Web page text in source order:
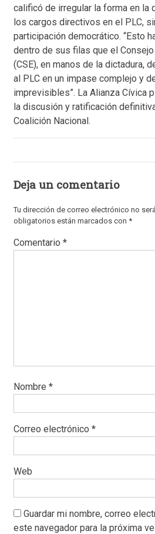
calificó de irregular la forma en la
los cargos directivos en el PLC,
participación democrático. “Esto
dentro de sus filas que el
(CSE), en manos de la dictadura,
al PLC en un impase complejo y
imprevisibles”. La Alianza Cívica
la discusión y ratificación
Coalición Nacional.
Deja un comentario
Tu dirección de correo electrónico no
obligatorios están marcados con *
Comentario *
Nombre *
Correo electrónico *
Web
Guardar mi nombre, correo
este navegador para la próxima